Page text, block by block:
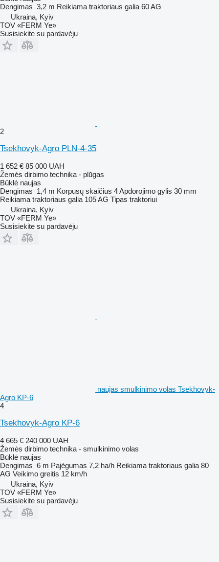
Dengimas 3,2 m Reikiama traktoriaus galia 60 AG
Ukraina, Kyiv
TOV «FERM Ye»
Susisiekite su pardavėju
2
Tsekhovyk-Agro PLN-4-35
1 652 € 85 000 UAH
Žemės dirbimo technika - plūgas
Būklė naujas
Dengimas 1,4 m Korpusų skaičius 4Apdorojimo gylis 30 mm
Reikiama traktoriaus galia 105 AG Tipas traktoriui
Ukraina, Kyiv
TOV «FERM Ye»
Susisiekite su pardavėju
naujas smulkinimo volas Tsekhovyk-
Agro KP-6
4
Tsekhovyk-Agro KP-6
4 665 € 240 000 UAH
Žemės dirbimo technika - smulkinimo volas
Būklė naujas
Dengimas 6 m Pajėgumas 7,2 ha/h Reikiama traktoriaus galia 80
AG Veikimo greitis 12 km/h
Ukraina, Kyiv
TOV «FERM Ye»
Susisiekite su pardavėju